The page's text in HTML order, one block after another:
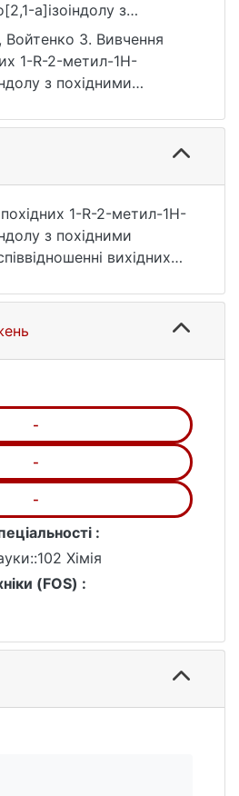
a]ізоіндолу з
Вісник Київського
імені Тараса
42–44.
handle/15071834/1637
З. Вивчення
1-R-2-метил-1H-
з похідними
імені Тараса
2010. № 48. С. 42—44.
25.07.2026).1-R-2-метил-1H-
з похідними
вихідних
Дільса-Альдера в
контролю.
-
-
-
:
Хімія
(FOS) :